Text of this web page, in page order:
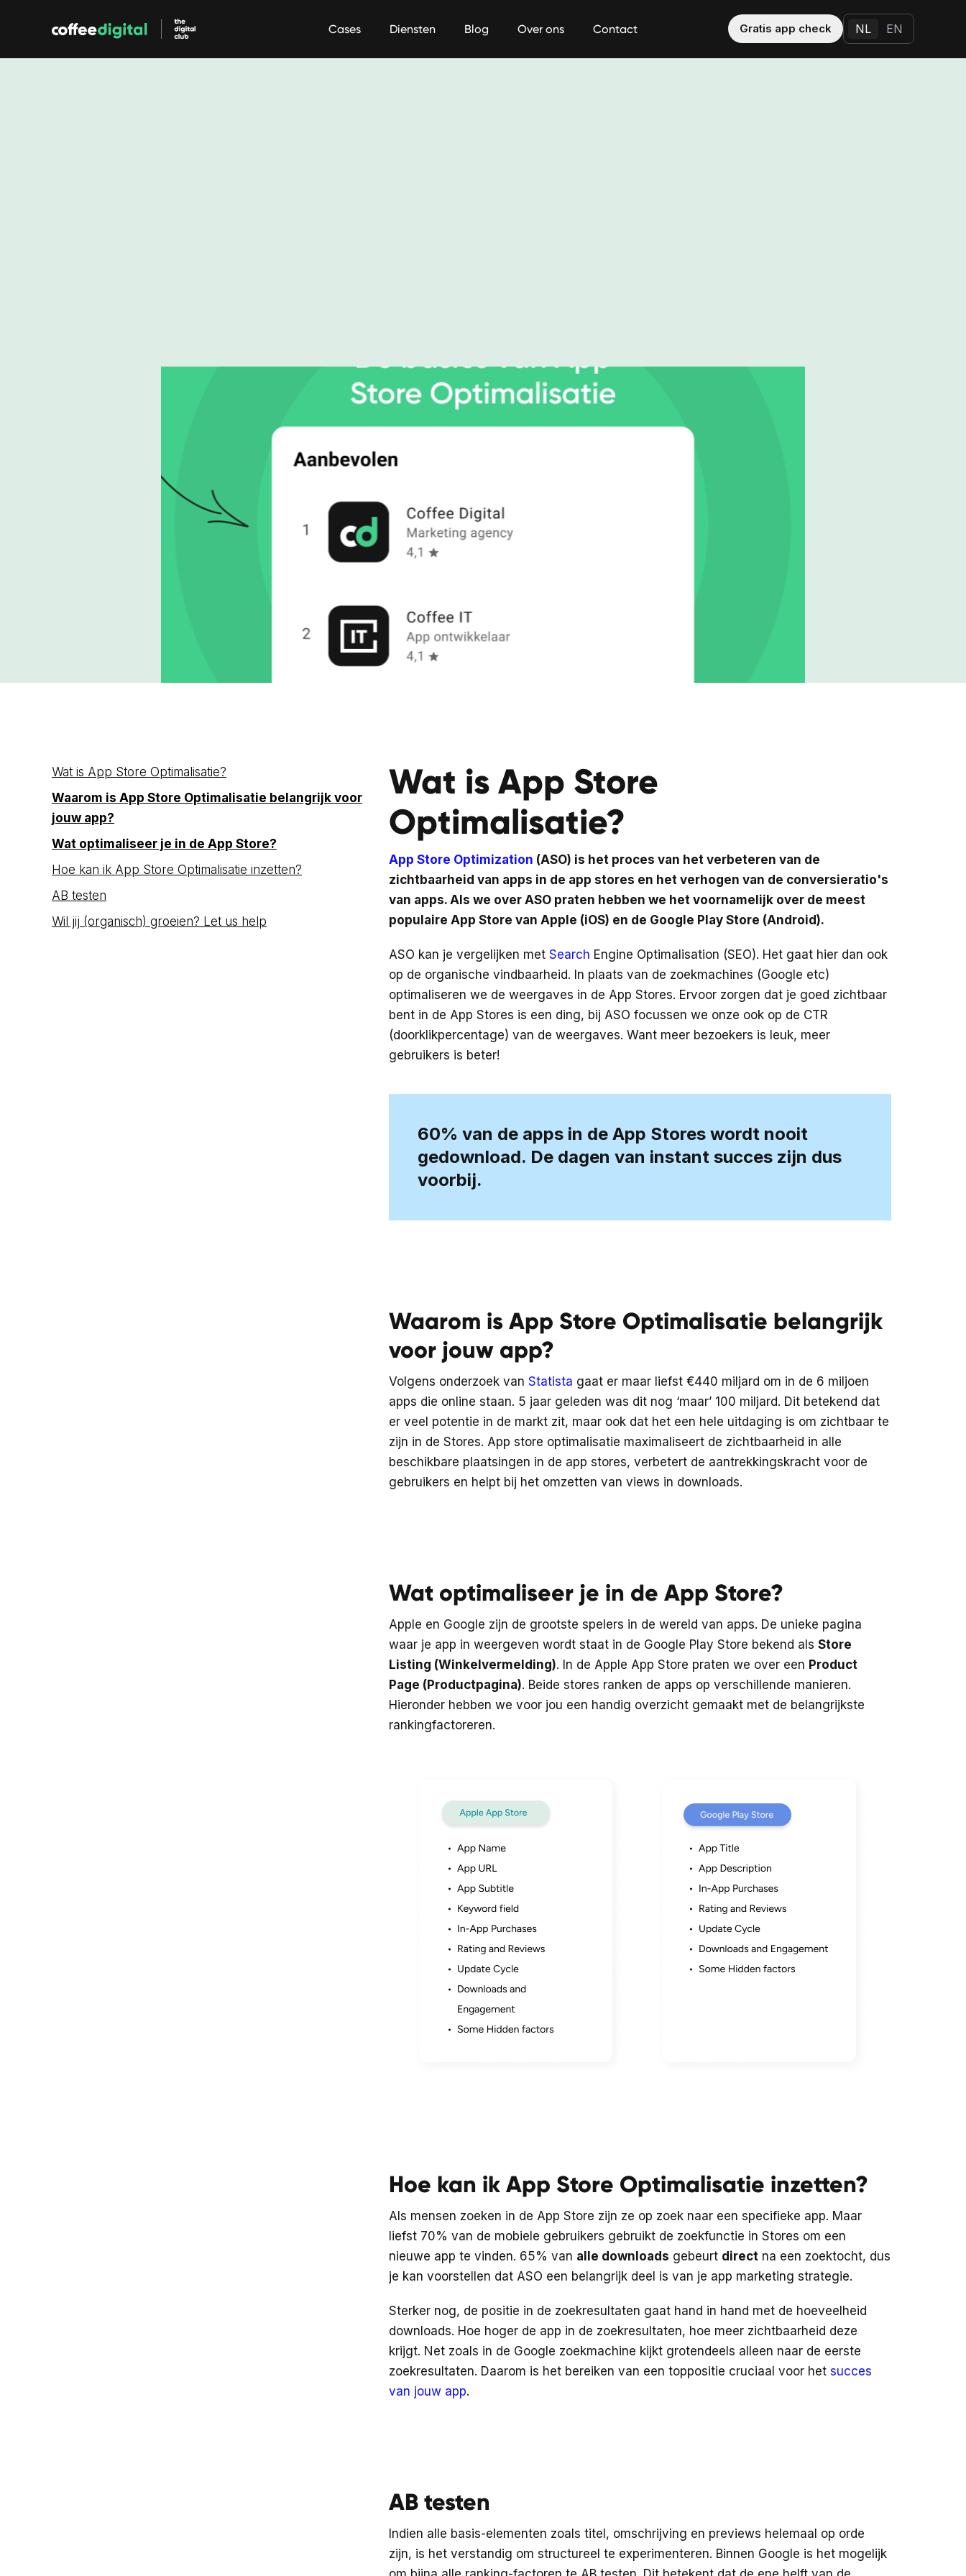
Cases Diensten Blog Over ons Contact
Ga naar
Gratis app check NL EN
Wat is App Store Optimalisatie?
Waarom is App Store Optimalisatie belangrijk voor
jouw app?
Wat optimaliseer je in de App Store?
Hoe kan ik App Store Optimalisatie inzetten?
AB testen
Wil jij (organisch) groeien? Let us help
Wat is App Store
Optimalisatie?
App Store Optimization (ASO) is het proces van het verbeteren van de
zichtbaarheid van apps in de app stores en het verhogen van de conversieratio's
van apps. Als we over ASO praten hebben we het voornamelijk over de meest
populaire App Store van Apple (iOS) en de Google Play Store (Android).
ASO kan je vergelijken metSearch Engine Optimalisation (SEO). Het gaat hier dan ook
op de organische vindbaarheid. In plaats van de zoekmachines (Google etc)
optimaliseren we de weergaves in de App Stores. Ervoor zorgen dat je goed zichtbaar
bent in de App Stores is een ding, bij ASO focussen we onze ook op de CTR
(doorklikpercentage) van de weergaves. Want meer bezoekers is leuk, meer
gebruikers is beter!
60% van de apps in de App Stores wordt nooit
gedownload. De dagen van instant succes zijn dus
voorbij.
Waarom is App Store Optimalisatie belangrijk
voor jouw app?
Volgens onderzoek vanStatista gaat er maar liefst €440 miljard om in de 6 miljoen
apps die online staan. 5 jaar geleden was dit nog ‘maar’ 100 miljard. Dit betekend dat
er veel potentie in de markt zit, maar ook dat het een hele uitdaging is om zichtbaar te
zijn in de Stores. App store optimalisatie maximaliseert de zichtbaarheid in alle
beschikbare plaatsingen in de app stores, verbetert de aantrekkingskracht voor de
gebruikers en helpt bij het omzetten van views in downloads.
Wat optimaliseer je in de App Store?
Apple en Google zijn de grootste spelers in de wereld van apps. De unieke pagina
waar je app in weergeven wordt staat in de Google Play Store bekend alsStore
Listing (Winkelvermelding). In de Apple App Store praten we over een Product
Page (Productpagina). Beide stores ranken de apps op verschillende manieren.
Hieronder hebben we voor jou een handig overzicht gemaakt met de belangrijkste
rankingfactoreren.
Hoe kan ik App Store Optimalisatie inzetten?
Als mensen zoeken in de App Store zijn ze op zoek naar een specifieke app. Maar
liefst 70% van de mobiele gebruikers gebruikt de zoekfunctie in Stores om een
nieuwe app te vinden. 65% van alle downloads gebeurt direct na een zoektocht, dus
je kan voorstellen dat ASO een belangrijk deel is van je app marketing strategie.
Sterker nog, de positie in de zoekresultaten gaat hand in hand met de hoeveelheid
downloads. Hoe hoger de app in de zoekresultaten, hoe meer zichtbaarheid deze
krijgt. Net zoals in de Google zoekmachine kijkt grotendeels alleen naar de eerste
zoekresultaten. Daarom is het bereiken van een toppositie cruciaal voor het succes
van jouw app.
AB testen
Indien alle basis-elementen zoals titel, omschrijving en previews helemaal op orde
zijn, is het verstandig om structureel te experimenteren. Binnen Google is het mogelijk